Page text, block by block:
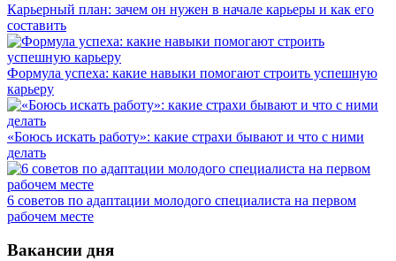
Карьерный план: зачем он нужен в начале карьеры и как его
составить
Формула успеха: какие навыки помогают строить успешную
карьеру
«Боюсь искать работу»: какие страхи бывают и что с ними
делать
6 советов по адаптации молодого специалиста на первом
рабочем месте
Вакансии дня